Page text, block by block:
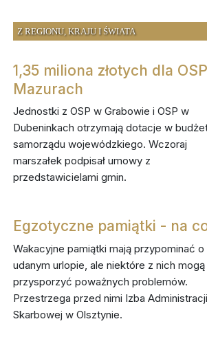
Z REGIONU, KRAJU I ŚWIATA
1,35 miliona złotych dla
Mazurach
Jednostki z OSP w Grabowie i OSP w
Dubeninkach otrzymają dotacje w
samorządu wojewódzkiego. Wczoraj
marszałek podpisał umowy z
przedstawicielami gmin.
Egzotyczne pamiątki - na
Wakacyjne pamiątki mają przypominać o
udanym urlopie, ale niektóre z nich mogą
przysporzyć poważnych problemów.
Przestrzega przed nimi Izba Administracji
Skarbowej w Olsztynie.